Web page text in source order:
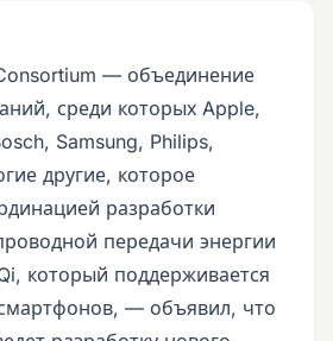
— объединение
среди которых Apple,
Samsung, Philips,
другие, которое
разработки
передачи энергии
который поддерживается
— объявил, что